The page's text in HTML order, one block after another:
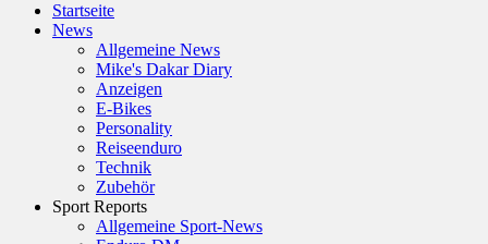
Startseite
News
Allgemeine News
Mike's Dakar Diary
Anzeigen
E-Bikes
Personality
Reiseenduro
Technik
Zubehör
Sport Reports
Allgemeine Sport-News